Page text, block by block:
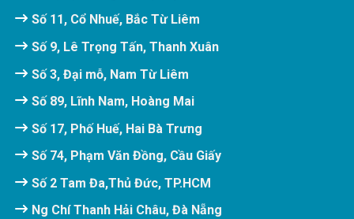
Số 11, Cổ Nhuế, Bắc Từ Liêm
Số 9, Lê Trọng Tấn, Thanh Xuân
Số 3, Đại mỗ, Nam Từ Liêm
Số 89, Lĩnh Nam, Hoàng Mai
Số 17, Phố Huế, Hai Bà Trưng
Số 74, Phạm Văn Đồng, Cầu Giấy
Số 2 Tam Đa,Thủ Đức, TP.HCM
Ng Chí Thanh Hải Châu, Đà Nẵng